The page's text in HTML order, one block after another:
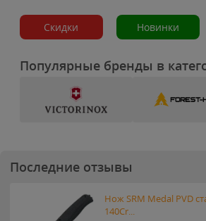
Скидки Новинки
Популярные бренды в
Последние отзывы
Нож SRM Medal PVD
140Cr...